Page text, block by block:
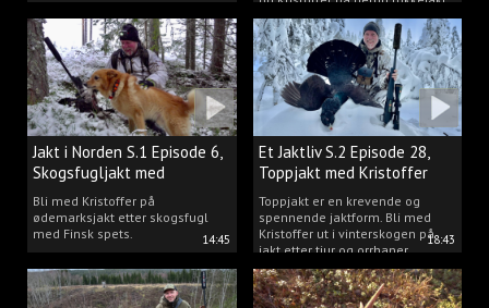
14:45
Jakt i Norden S.1 Episode 6,
Skogsfugljakt med
spetshund.
Bli med Kristoffer på
ødemarksjakt etter skogsfugl
med Finsk spets.
18:43
Et Jaktliv S.2 Episode 28,
Toppjakt med Kristoffer
Clausen
Toppjakt er en krevende og
spennende jaktform. Bli med
Kristoffer ut i vinterskogen på
jakt etter tiur og orrhaner.